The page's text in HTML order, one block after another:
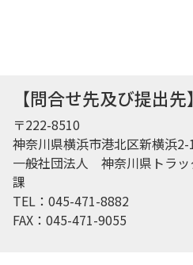
【問合せ先及び提出先】
〒222-8510
神奈川県横浜市港北区新横浜2-
一般社団法人 神奈川県トラ
課
TEL：045-471-8882
FAX：045-471-9055